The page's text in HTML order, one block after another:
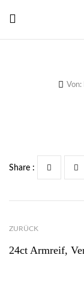
Von:
Share :
ZURÜCK